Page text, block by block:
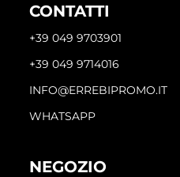
CONTATTI
+39 049 9703901
+39 049 9714016
INFO@ERREBIPROMO.IT
WHATSAPP
NEGOZIO